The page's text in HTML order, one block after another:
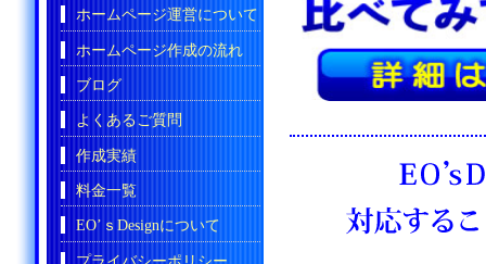
ホームページ運営について
ホームページ作成の流れ
ブログ
よくあるご質問
作成実績
料金一覧
EO’ｓDesignについて
プライバシーポリシー